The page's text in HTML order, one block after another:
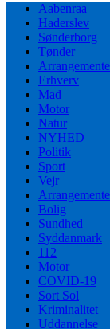
Aabenraa
Haderslev
Sønderborg
Tønder
Erhverv
Mad
Motor
Natur
NYHED
Politik
Sport
Vejr
Bolig
Sundhed
Syddanmark
112
Motor
COVID-19
Sort Sol
Kriminalitet
Uddannelse